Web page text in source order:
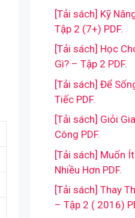
[Tải sách] Kỹ
Tập 2 (7+) PDF.
[Tải sách] Học
Gì? – Tập 2 PDF.
[Tải sách] Để
Tiếc PDF.
[Tải sách] Giỏi
Công PDF.
[Tải sách] Muốn
Nhiều Hơn PDF.
[Tải sách] Thay
– Tập 2 ( 2016)